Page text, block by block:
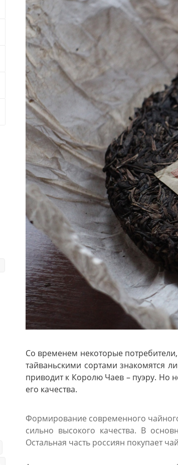
Со временем некоторые
тайваньскими сортами знакомятся
приводит к Королю Чаев – пуэру. Но
его качества.
Формирование современного
сильно высокого качества. В
Остальная часть россиян покупает